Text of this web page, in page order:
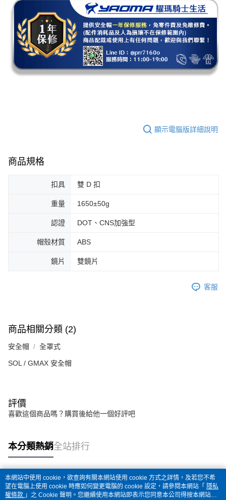
顯示電腦版詳細說明
商品規格
扣具 雙 D 扣
重量 1650±50g
認證 DOT、CNS加強型
帽殼材質 ABS
鏡片 雙鏡片
客服
商品相關分類 (2)
安全帽 全罩式
SOL / GMAX 安全帽
評價
喜歡這個商品嗎？購買後給他一個好評吧
本分類熱銷全站排行
熱門標籤
本網站中使用 cookie，欲查詢有關本網站使用 cookie 方式之詳情，及若您不希
望在電腦上使用 cookie 時應如何變更電腦的 cookie 設定，請參閱本網站「 隱私
權條款 」之 Cookie 聲明。您繼續使用本網站即表示您同意本公司得按本網站使